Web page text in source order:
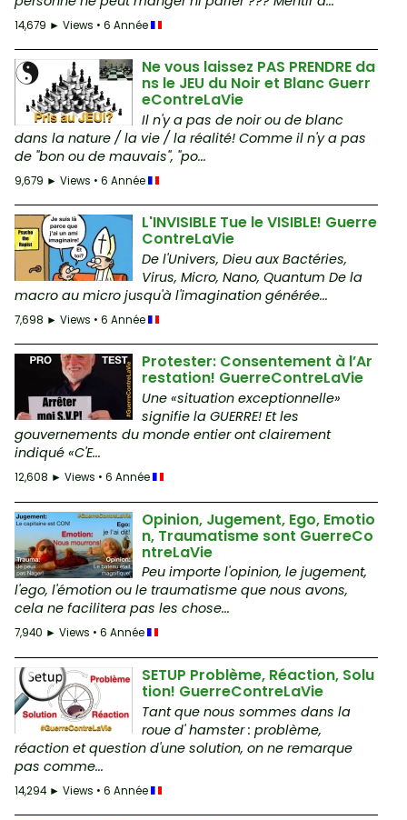
14,679 ► Views • 6 Année
Ne vous laissez PAS PRENDRE da
ns le JEU du Noir et Blanc Guerr
eContreLaVie
Il n'y a pas de noir ou de blanc
dans la nature / la vie / la réalité! Comme il n'y a pas
de "bon ou de mauvais", "po...
9,679 ► Views • 6 Année
L'INVISIBLE Tue le VISIBLE! Guerre
ContreLaVie
De l'Univers, Dieu aux Bactéries,
Virus, Micro, Nano, Quantum De la
macro au micro jusqu'à l'imagination générée...
7,698 ► Views • 6 Année
Protester: Consentement à l’Ar
restation! GuerreContreLaVie
Une «situation exceptionnelle»
signifie la GUERRE! Et les
gouvernements du monde entier ont clairement
indiqué «C'E...
12,608 ► Views • 6 Année
Opinion, Jugement, Ego, Emotio
n, Traumatisme sont GuerreCo
ntreLaVie
Peu importe l'opinion, le jugement,
l'ego, l'émotion ou le traumatisme que nous avons,
cela ne facilitera pas les chose...
7,940 ► Views • 6 Année
SETUP Problème, Réaction, Solu
tion! GuerreContreLaVie
Tant que nous sommes dans la
roue d' hamster : problème,
réaction et question d'une solution, on ne remarque
pas comme...
14,294 ► Views • 6 Année